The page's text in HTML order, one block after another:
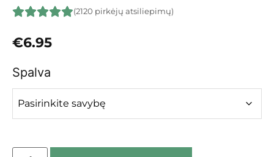
(2120 pirkėjų atsiliepimų)
€6.95
Spalva